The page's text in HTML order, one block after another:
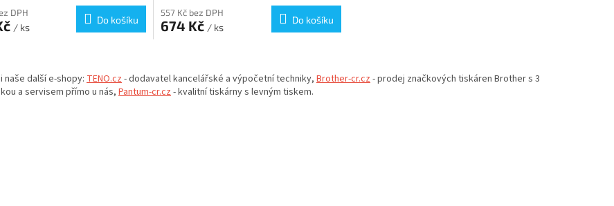
DPH
/ ks
Do košíku
557 Kč bez DPH
674 Kč / ks
Do košíku
v
l
á
naše další e-shopy: TENO.cz- dodavatel kancelářské a výpočetní techniky, Brother-cr.cz- prodej značkových tiskáren Brother s 3
a servisem přímo u nás, Pantum-cr.cz- kvalitní tiskárny s levným tiskem.